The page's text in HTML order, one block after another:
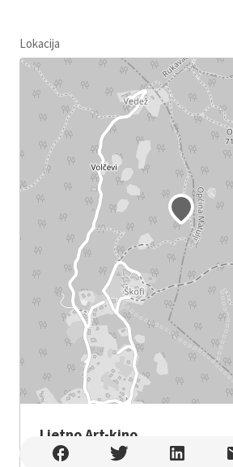
Lokacija
Ljetno Art-kino
Ljetno Art-kino , Rijeka